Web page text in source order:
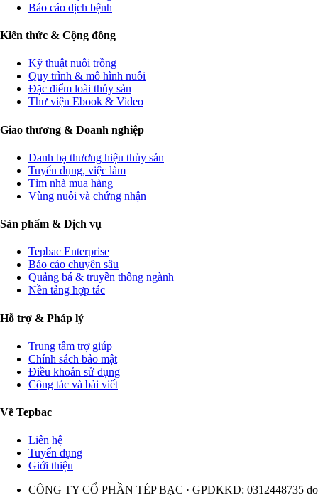
Dữ liệu & Thị trường
Giá thủy sản hôm nay
Báo cáo thị trường
Báo cáo dịch bệnh
Kiến thức & Cộng đồng
Kỹ thuật nuôi trồng
Đặc điểm loài thủy sản
Thư viện Ebook & Video
Giao thương & Doanh nghiệp
Danh bạ thương hiệu thủy sản
Tìm nhà mua hàng
Vùng nuôi và chứng nhận
Sản phẩm & Dịch vụ
Tepbac Enterprise
Quảng bá & truyền thông ngành
Nền tảng hợp tác